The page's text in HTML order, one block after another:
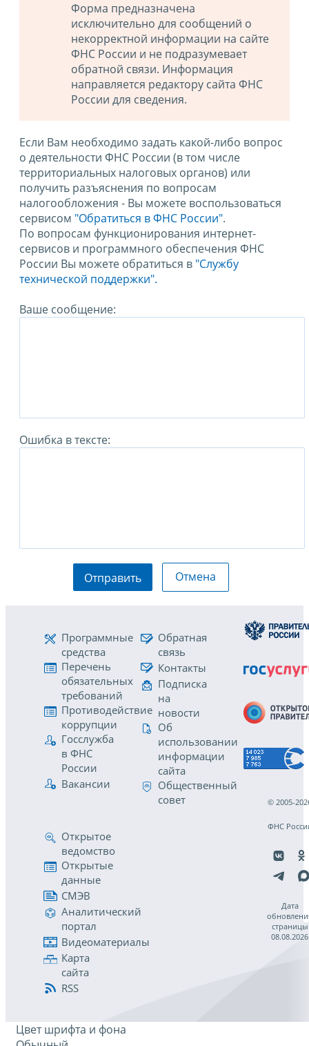
Форма предназначена
исключительно для сообщений о
некорректной информации на сайте
ФНС России и не подразумевает
обратной связи. Информация
направляется редактору сайта ФНС
России для сведения.
Если Вам необходимо задать какой-либо вопрос
о деятельности ФНС России (в том числе
территориальных налоговых органов) или
получить разъяснения по вопросам
налогообложения - Вы можете воспользоваться
сервисом "Обратиться в ФНС России".
По вопросам функционирования интернет-
сервисов и программного обеспечения ФНС
России Вы можете обратиться в "Службу
технической поддержки".
Ваше сообщение:
Ошибка в тексте:
Отправить Отмена
Программные
средства
Перечень
обязательных
требований
Противодействие
коррупции
Госслужба
в ФНС
России
Вакансии
Обратная
связь
Контакты
Подписка
на
новости
Об
использовании
информации
сайта
Общественный
совет
Открытое
ведомство
Открытые
данные
СМЭВ
Аналитический
портал
Видеоматериалы
Карта
сайта
RSS
© 2005-
ФНС
Дата
страницы
08.08.2026
Цвет шрифта и фона